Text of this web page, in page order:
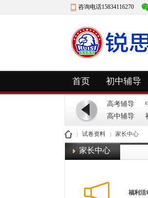
咨询电话15834116270
快捷导航
首页 初中辅导
高考辅导
高中辅导
试卷资料 家长中心
家长中心
福利活